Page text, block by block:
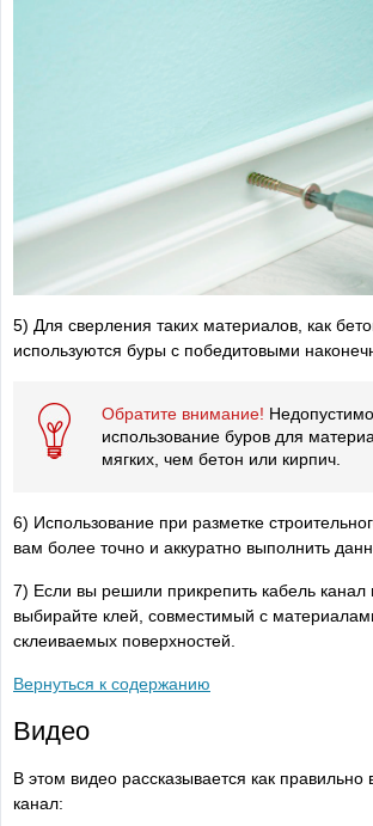
5) Для сверления таких материалов, как
используются буры с победитовыми
Обратите внимание! Недопустимо
использование буров для
мягких, чем бетон или кирпич.
6) Использование при разметке
вам более точно и аккуратно выполнить
7) Если вы решили прикрепить кабель
выбирайте клей, совместимый с
склеиваемых поверхностей.
Вернуться к содержанию
Видео
В этом видео рассказывается как правильно
канал: